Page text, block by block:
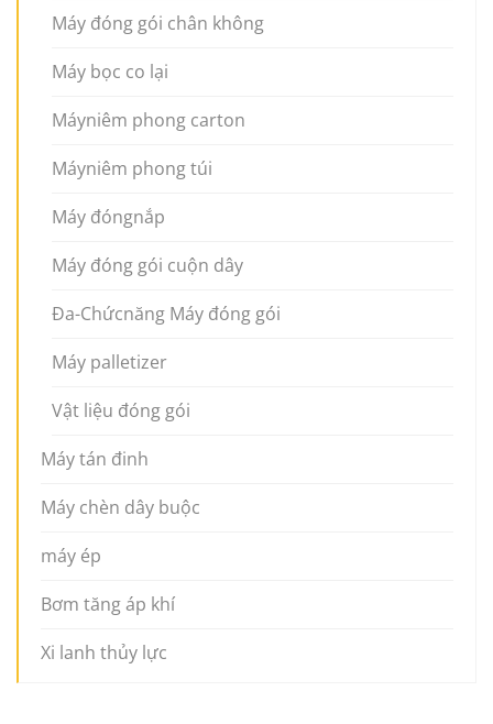
Máy đóng gói chân không
Máy bọc co lại
Máyniêm phong carton
Máyniêm phong túi
Máy đóngnắp
Máy đóng gói cuộn dây
Đa-Chứcnăng Máy đóng gói
Máy palletizer
Vật liệu đóng gói
Máy tán đinh
Máy chèn dây buộc
máy ép
Bơm tăng áp khí
Xi lanh thủy lực